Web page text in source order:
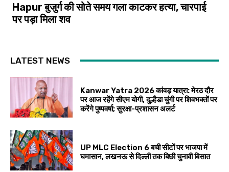
Hapur बुजुर्ग की सोते समय गला काटकर हत्या, चारपाई
पर पड़ा मिला शव
LATEST NEWS
Kanwar Yatra 2026 कांवड़ यात्रा: मेरठ दौर
पर आज रहेंगे सीएम योगी, दुल्हैडा चुंगी पर शिवभक्तों पर
करेंगे पुष्पवर्षा; सुरक्षा-प्रशासन अलर्ट
UP MLC Election 6 बची सीटों पर भाजपा में
घमासान, लखनऊ से दिल्ली तक बिछी चुनावी बिसात